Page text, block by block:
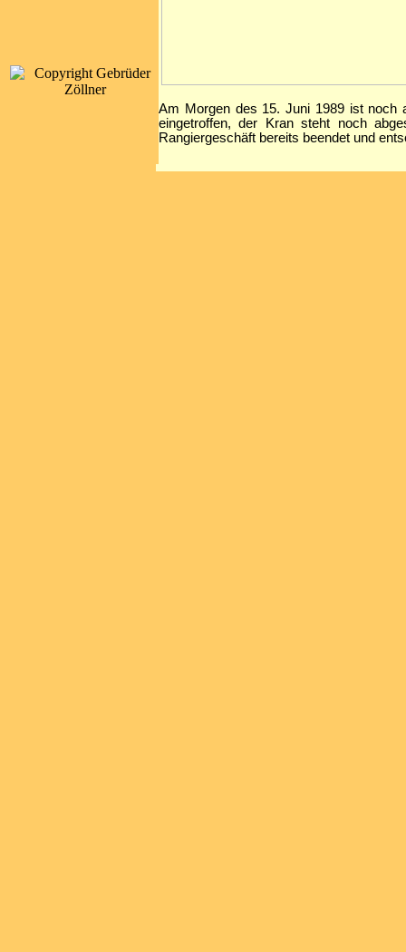
Am Morgen des 15. Juni 1989 ist noch
eingetroffen, der Kran steht noch
Rangiergeschäft bereits beendet und